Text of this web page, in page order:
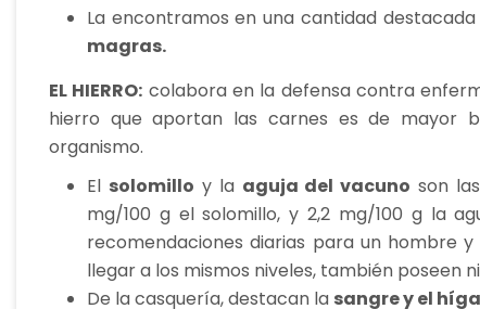
La encontramos en una cantidad
magras.
EL HIERRO: colabora en la defensa contra
hierro que aportan las carnes es de mayor
organismo.
El solomillo y la aguja del vacuno son
mg/100 g el solomillo, y 2,2 mg/100 g la
recomendaciones diarias para un hombre y
llegar a los mismos niveles, también poseen
De la casquería, destacan la sangre y el